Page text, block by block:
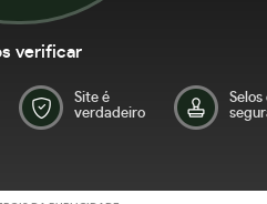
verificar
Site é
verdadeiro
Selos